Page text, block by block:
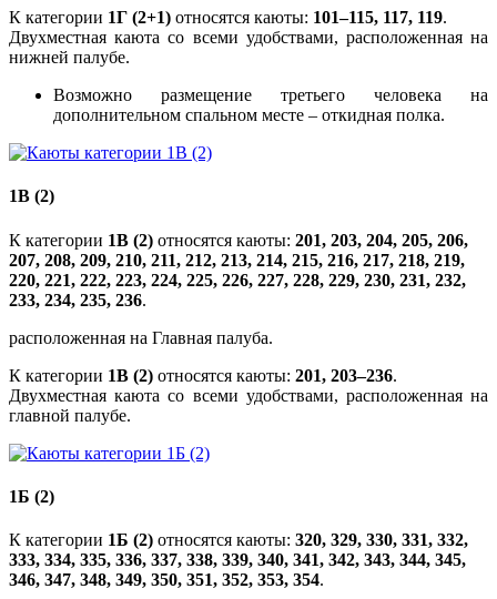
К категории 1Г (2+1) относятся каюты: 101–115, 117, 119.
Двухместная каюта со всеми удобствами, расположенная на
нижней палубе.
Возможно размещение третьего человека на
дополнительном спальном месте – откидная полка.
1В (2)
К категории 1В (2) относятся каюты: 201, 203, 204, 205, 206,
207, 208, 209, 210, 211, 212, 213, 214, 215, 216, 217, 218, 219,
220, 221, 222, 223, 224, 225, 226, 227, 228, 229, 230, 231, 232,
233, 234, 235, 236.
расположенная на Главная палуба.
К категории 1В (2) относятся каюты: 201, 203–236.
Двухместная каюта со всеми удобствами, расположенная на
главной палубе.
1Б (2)
К категории 1Б (2) относятся каюты: 320, 329, 330, 331, 332,
333, 334, 335, 336, 337, 338, 339, 340, 341, 342, 343, 344, 345,
346, 347, 348, 349, 350, 351, 352, 353, 354.